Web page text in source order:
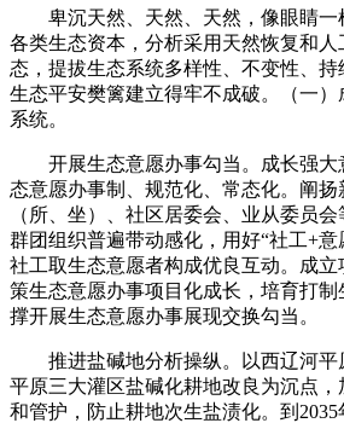
卑沉天然、天然、天然，像眼睛一
各类生态资本，分析采用天然恢复和
态，提拔生态系统多样性、不变性、
生态平安樊篱建立得牢不成破。（一
系统。
开展生态意愿办事勾当。成长强大
态意愿办事制、规范化、常态化。阐
（所、坐）、社区居委会、业从委员
群团组织普遍带动感化，用好“社工+
社工取生态意愿者构成优良互动。成
策生态意愿办事项目化成长，培育打
撑开展生态意愿办事展现交换勾当。
推进盐碱地分析操纵。以西辽河平
平原三大灌区盐碱化耕地改良为沉点
和管护，防止耕地次生盐渍化。到